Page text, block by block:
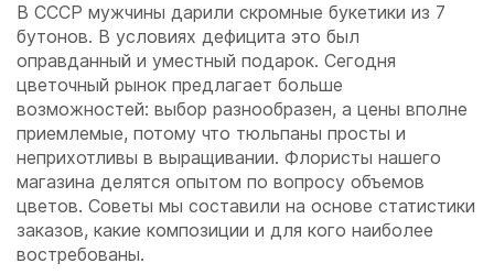
В СССР мужчины дарили скромные букетики из 7
бутонов. В условиях дефицита это был
оправданный и уместный подарок. Сегодня
цветочный рынок предлагает больше
возможностей: выбор разнообразен, а цены вполне
приемлемые, потому что тюльпаны просты и
неприхотливы в выращивании. Флористы нашего
магазина делятся опытом по вопросу объемов
цветов. Советы мы составили на основе статистики
заказов, какие композиции и для кого наиболее
востребованы.